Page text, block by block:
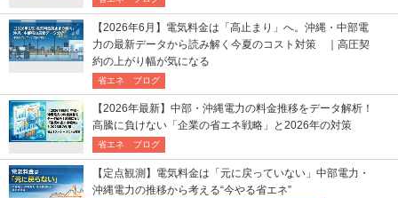
【2026年6月】電気料金は「高止まり」へ。沖縄・中部電
力の最新データから読み解く今夏のコスト対策 ｜高圧契
約の上がり幅が気になる
省エネ ブログ
【2026年最新】中部・沖縄電力の料金推移をデータ解析！
高騰に負けない「企業の省エネ戦略」と2026年の対策
省エネ ブログ
【定点観測】電気料金は「元に戻っていない」中部電力・
沖縄電力の推移から考える“今やる省エネ”